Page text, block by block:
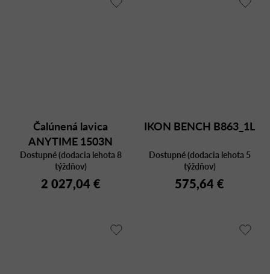
Čalúnená lavica
ANYTIME 1503N
Dostupné (dodacia lehota 8
týždňov)
2 027,04 €
IKON BENCH B863_1L
Dostupné (dodacia lehota 5
týždňov)
575,64 €